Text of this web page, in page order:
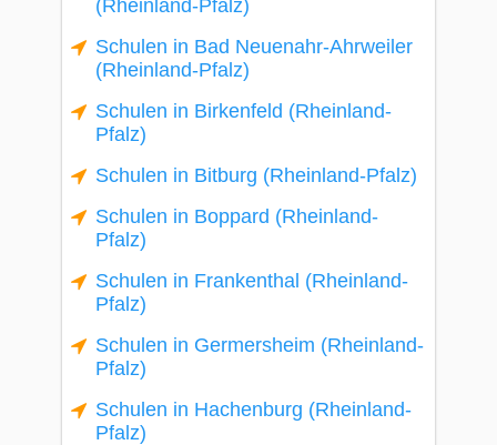
(Rheinland-Pfalz)
Schulen in Bad Neuenahr-Ahrweiler
(Rheinland-Pfalz)
Schulen in Birkenfeld (Rheinland-
Pfalz)
Schulen in Bitburg (Rheinland-Pfalz)
Schulen in Boppard (Rheinland-
Pfalz)
Schulen in Frankenthal (Rheinland-
Pfalz)
Schulen in Germersheim (Rheinland-
Pfalz)
Schulen in Hachenburg (Rheinland-
Pfalz)